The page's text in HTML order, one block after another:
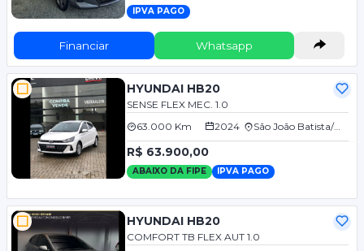
IPVA PAGO
Financiar Whatsapp
HYUNDAI HB20
SENSE FLEX MEC. 1.0
63.000 Km
2024 São João Batista/SC
R$ 63.900,00
ABAIXO DA FIPE IPVA PAGO
HYUNDAI HB20
COMFORT TB FLEX AUT 1.0